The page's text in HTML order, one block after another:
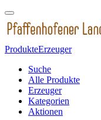
ProdukteErzeuger
Suche
Alle Produkte
Erzeuger
Kategorien
Aktionen